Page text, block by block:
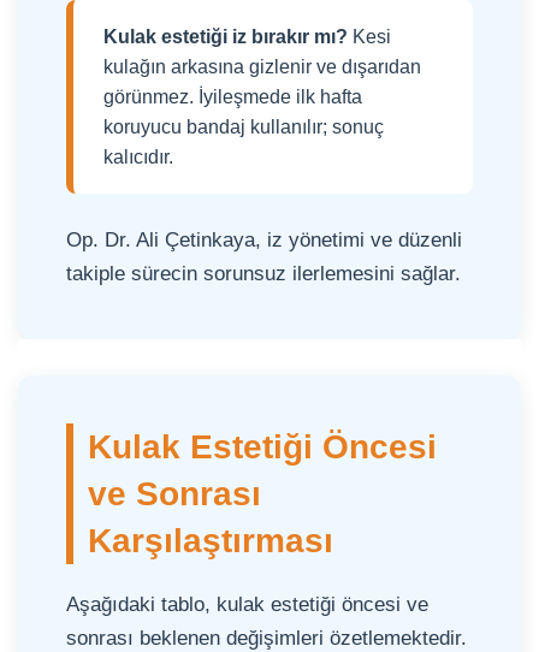
Kulak estetiği iz bırakır mı? Kesi
kulağın arkasına gizlenir ve dışarıdan
görünmez. İyileşmede ilk hafta
koruyucu bandaj kullanılır; sonuç
kalıcıdır.
Op. Dr. Ali Çetinkaya, iz yönetimi ve düzenli
takiple sürecin sorunsuz ilerlemesini sağlar.
Kulak Estetiği Öncesi
ve Sonrası
Karşılaştırması
Aşağıdaki tablo, kulak estetiği öncesi ve
sonrası beklenen değişimleri özetlemektedir.